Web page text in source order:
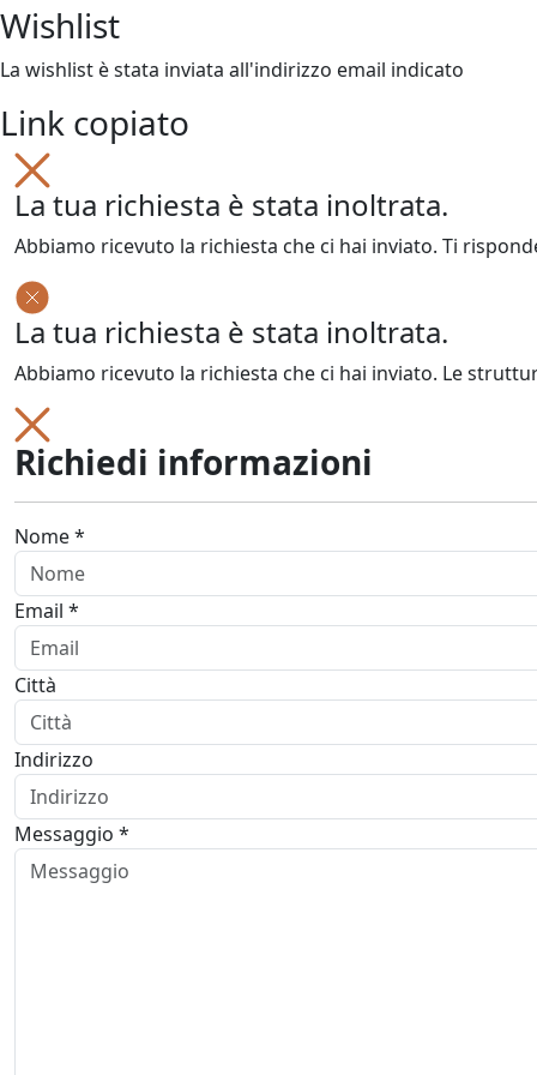
Wishlist
La wishlist è stata inviata all'indirizzo email indicato
Link copiato
La tua richiesta è stata inoltrata.
Abbiamo ricevuto la richiesta che ci hai inviato. Ti
La tua richiesta è stata inoltrata.
Abbiamo ricevuto la richiesta che ci hai inviato. Le
Richiedi informazioni
Nome *
Email *
Città
Indirizzo
Messaggio *